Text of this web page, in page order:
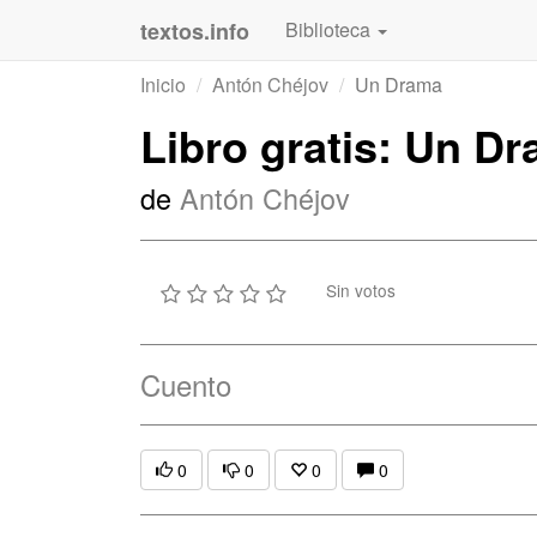
textos.info
Biblioteca
Inicio
Antón Chéjov Un Drama
Libro gratis: Un
de Antón Chéjov
Sin votos
Cuento
0 0 0 0